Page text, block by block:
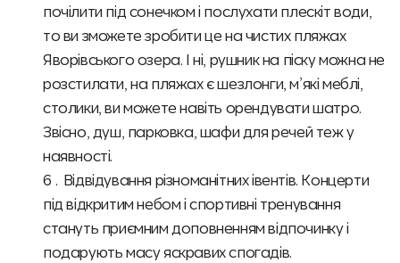
почілити під сонечком і послухати плескіт води,
то ви зможете зробити це на чистих пляжах
Яворівського озера. І ні, рушник на піску можна не
розстилати, на пляжах є шезлонги, м’які меблі,
столики, ви можете навіть орендувати шатро.
Звісно, душ, парковка, шафи для речей теж у
наявності.
Відвідування різноманітних івентів. Концерти
під відкритим небом і спортивні тренування
стануть приємним доповненням відпочинку і
подарують масу яскравих спогадів.